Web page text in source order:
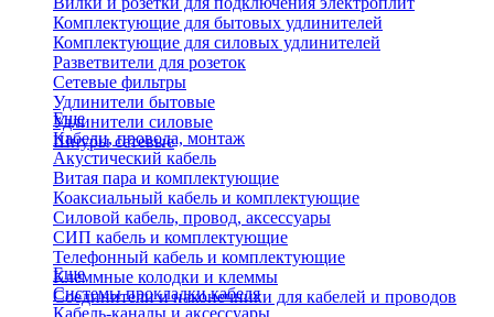
Комплектующие для бытовых удлинителей
Комплектующие для силовых удлинителей
Разветвители для розеток
Сетевые фильтры
Удлинители бытовые
Удлинители силовые
Шнуры сетевые
Еще
Кабели, провода, монтаж
Акустический кабель
Витая пара и комплектующие
Коаксиальный кабель и комплектующие
Силовой кабель, провод, аксессуары
СИП кабель и комплектующие
Телефонный кабель и комплектующие
Клеммные колодки и клеммы
Соединители и наконечники для кабелей и проводов
Еще
Системы прокладки кабеля
Кабель-каналы и аксессуары